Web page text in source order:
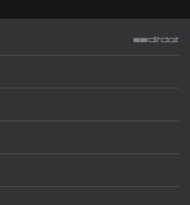
web design & development